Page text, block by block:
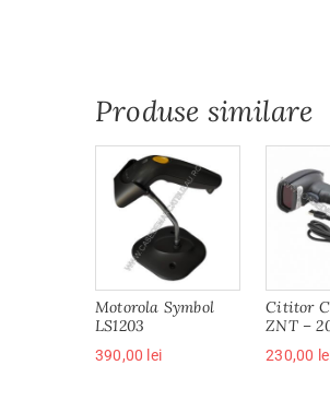
Produse similare
Motorola Symbol
LS1203
390,00 lei
Cititor
ZNT –
230,00